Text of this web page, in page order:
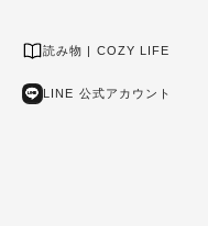
読み物 | COZY LIFE
LINE 公式アカウント